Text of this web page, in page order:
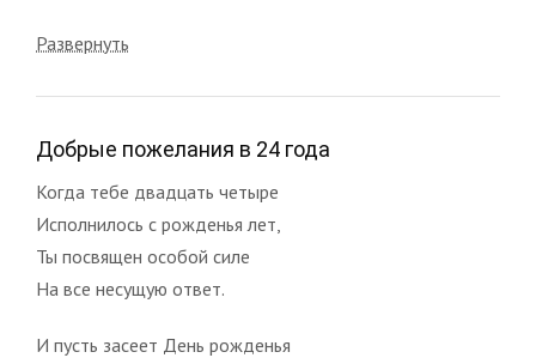
Развернуть
Добрые пожелания в 24 года
Когда тебе двадцать четыре
Исполнилось с рожденья лет,
Ты посвящен особой силе
На все несущую ответ.
И пусть засеет День рожденья